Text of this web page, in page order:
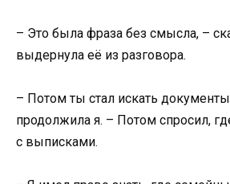
– Это была фраза без смысла, –
выдернула её из разговора.
– Потом ты стал искать документы
продолжила я. – Потом спросил,
с выписками.